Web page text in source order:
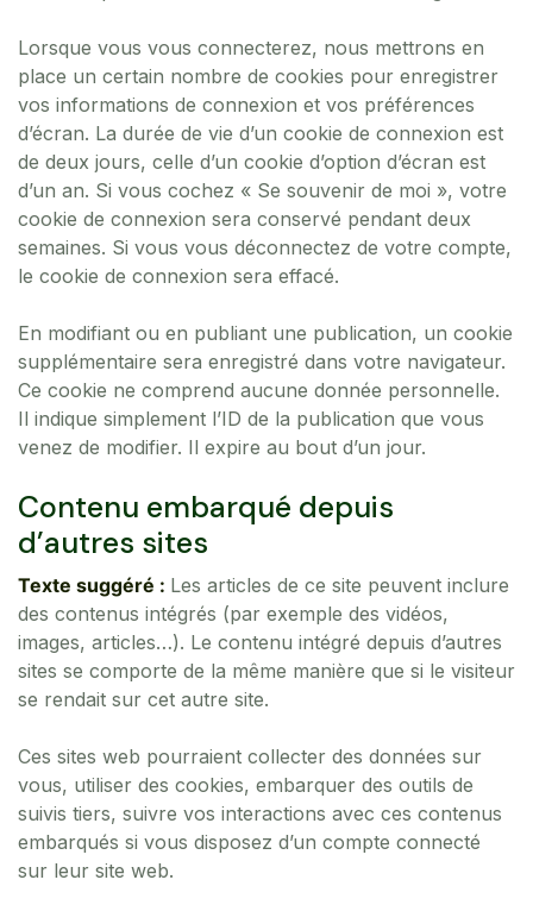
Lorsque vous vous connecterez, nous mettrons en
place un certain nombre de cookies pour enregistrer
vos informations de connexion et vos préférences
d’écran. La durée de vie d’un cookie de connexion est
de deux jours, celle d’un cookie d’option d’écran est
d’un an. Si vous cochez « Se souvenir de moi », votre
cookie de connexion sera conservé pendant deux
semaines. Si vous vous déconnectez de votre compte,
le cookie de connexion sera effacé.
En modifiant ou en publiant une publication, un cookie
supplémentaire sera enregistré dans votre navigateur.
Ce cookie ne comprend aucune donnée personnelle.
Il indique simplement l’ID de la publication que vous
venez de modifier. Il expire au bout d’un jour.
Contenu embarqué depuis
d’autres sites
Texte suggéré : Les articles de ce site peuvent inclure
des contenus intégrés (par exemple des vidéos,
images, articles…). Le contenu intégré depuis d’autres
sites se comporte de la même manière que si le visiteur
se rendait sur cet autre site.
Ces sites web pourraient collecter des données sur
vous, utiliser des cookies, embarquer des outils de
suivis tiers, suivre vos interactions avec ces contenus
embarqués si vous disposez d’un compte connecté
sur leur site web.